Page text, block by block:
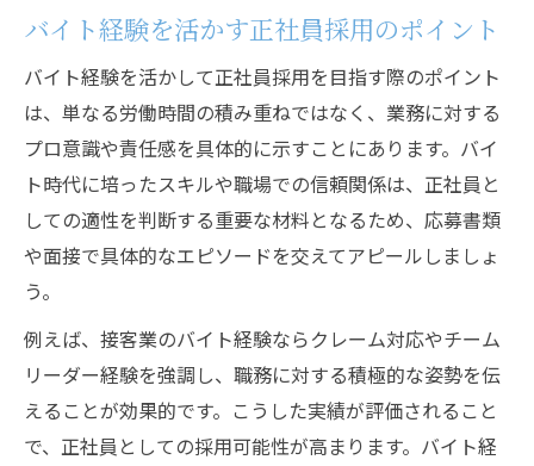
バイト経験を活かす正社員採用のポイント
バイト経験を活かして正社員採用を目指す際のポイント
は、単なる労働時間の積み重ねではなく、業務に対する
プロ意識や責任感を具体的に示すことにあります。バイ
ト時代に培ったスキルや職場での信頼関係は、正社員と
しての適性を判断する重要な材料となるため、応募書類
や面接で具体的なエピソードを交えてアピールしましょ
う。
例えば、接客業のバイト経験ならクレーム対応やチーム
リーダー経験を強調し、職務に対する積極的な姿勢を伝
えることが効果的です。こうした実績が評価されること
で、正社員としての採用可能性が高まります。バイト経